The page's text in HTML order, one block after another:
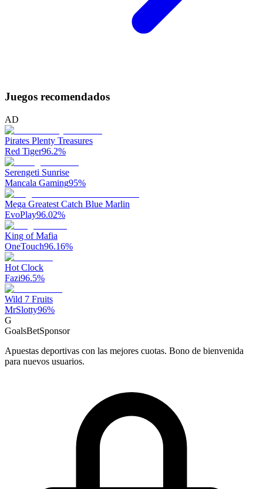
Juegos recomendados
AD
Pirates Plenty Treasures
Red Tiger96.2%
Serengeti Sunrise
Mancala Gaming95%
Mega Greatest Catch Blue Marlin
EvoPlay96.02%
King of Mafia
OneTouch96.16%
Hot Clock
Fazi96.5%
Wild 7 Fruits
MrSlotty96%
G
GoalsBetSponsor
Apuestas deportivas con las mejores cuotas. Bono de bienvenida
para nuevos usuarios.